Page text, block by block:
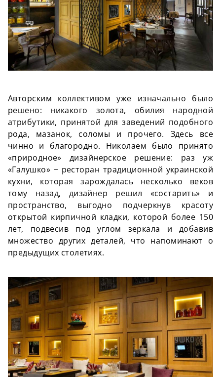
Авторским коллективом уже изначально было
решено: никакого золота, обилия народной
атрибутики, принятой для заведений подобного
рода, мазанок, соломы и прочего. Здесь все
чинно и благородно. Николаем было принято
«природное» дизайнерское решение: раз уж
«Галушко» − ресторан традиционной украинской
кухни, которая зарождалась несколько веков
тому назад, дизайнер решил «состарить» и
пространство, выгодно подчеркнув красоту
открытой кирпичной кладки, которой более 150
лет, подвесив под углом зеркала и добавив
множество других деталей, что напоминают о
предыдущих столетиях.